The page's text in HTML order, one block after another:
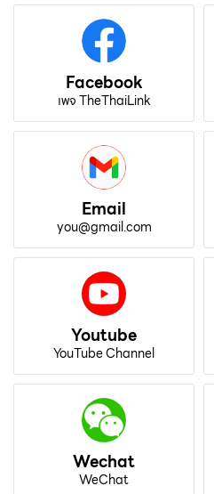
Facebook
เพจ TheThaiLink
Email
you@gmail.com
Youtube
YouTube Channel
Wechat
WeChat